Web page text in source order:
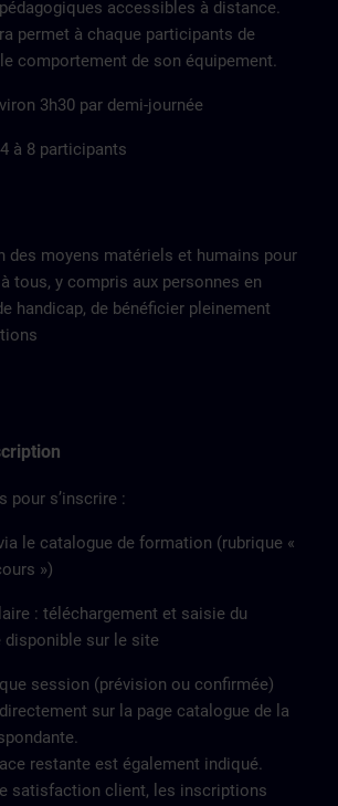
accessibles à distance.
permet à chaque participants de
comportement de son équipement.
3h30 par demi-journée
à 8 participants
des moyens matériels et humains pour
tous, y compris aux personnes en
handicap, de bénéficier pleinement
pour s’inscrire :
le catalogue de formation (rubrique «
»)
: téléchargement et saisie du
disponible sur le site
session (prévision ou confirmée)
sur la page catalogue de la
restante est également indiqué.
satisfaction client, les inscriptions